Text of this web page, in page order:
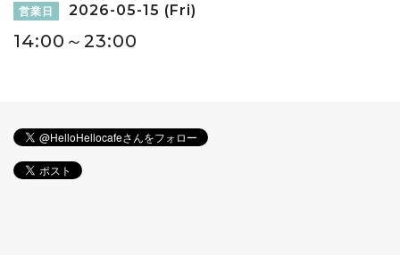
営業日 2026-05-15 (Fri)
14:00～23:00